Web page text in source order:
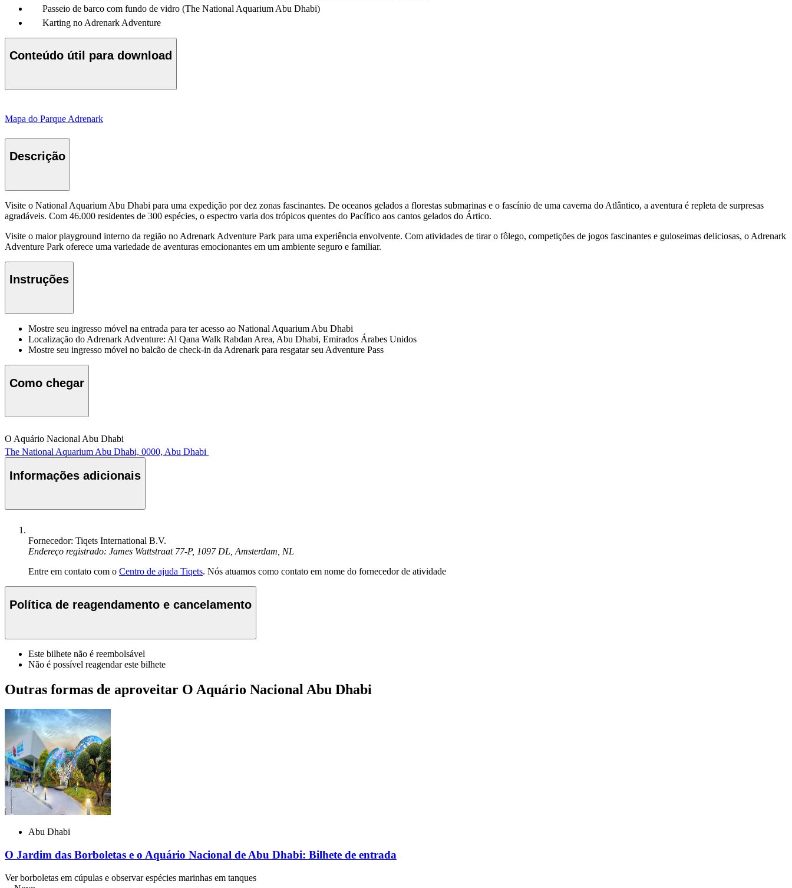
Passeio de barco com fundo de vidro (The National Aquarium Abu Dhabi)
Karting no Adrenark Adventure
Conteúdo útil para download
Mapa do Parque Adrenark
Descrição
Visite o National Aquarium Abu Dhabi para uma expedição por dez zonas fascinantes. De oceanos gelados a florestas submarinas e o fascínio de uma caverna do Atlântico, a aventura é repleta de surpresas
agradáveis. Com 46.000 residentes de 300 espécies, o espectro varia dos trópicos quentes do Pacífico aos cantos gelados do Ártico.
Visite o maior playground interno da região no Adrenark Adventure Park para uma experiência envolvente. Com atividades de tirar o fôlego, competições de jogos fascinantes e guloseimas deliciosas, o Adrenark
Adventure Park oferece uma variedade de aventuras emocionantes em um ambiente seguro e familiar.
Instruções
Mostre seu ingresso móvel na entrada para ter acesso ao National Aquarium Abu Dhabi
Localização do Adrenark Adventure: Al Qana Walk Rabdan Area, Abu Dhabi, Emirados Árabes Unidos
Mostre seu ingresso móvel no balcão de check-in da Adrenark para resgatar seu Adventure Pass
Como chegar
O Aquário Nacional Abu Dhabi
The National Aquarium Abu Dhabi, 0000, Abu Dhabi
Informações adicionais
Fornecedor: Tiqets International B.V.
Endereço registrado: James Wattstraat 77-P, 1097 DL, Amsterdam, NL
Entre em contato com o Centro de ajuda Tiqets. Nós atuamos como contato em nome do fornecedor de atividade
Política de reagendamento e cancelamento
Este bilhete não é reembolsável
Não é possível reagendar este bilhete
Outras formas de aproveitar O Aquário Nacional Abu Dhabi
Abu Dhabi
O Jardim das Borboletas e o Aquário Nacional de Abu Dhabi: Bilhete de entrada
Ver borboletas em cúpulas e observar espécies marinhas em tanques